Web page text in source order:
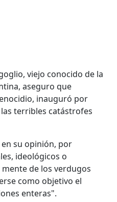
viejo conocido de la
aseguro que
inauguró por
terribles catástrofes
su opinión, por
ideológicos o
de los verdugos
como objetivo el
enteras".